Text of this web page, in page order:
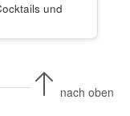
und
nach oben